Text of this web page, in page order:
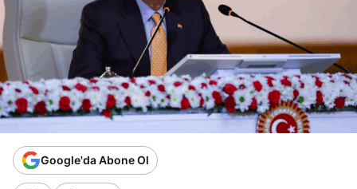
Google'da Abone Ol